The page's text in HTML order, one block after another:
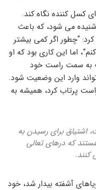
کسل کننده نگاه کند.
می شود، که باعث
“چطور اگر کمی بیشتر
اما این کاری بود که او
به سمت راست خود
وارد این وضعیت شود.
پرتاب کرد، همیشه به
اشتیاق برای رسیدن به
که درهای تعالی
کنند.
آشفته بیدار شد، خود